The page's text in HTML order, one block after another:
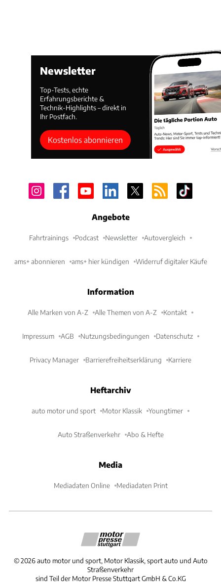
Newsletter
Top-Tests, echte
Erfahrungsberichte &
Technik-Highlights – direkt in
Ihr Postfach.
Kostenlos abonnieren
Angebote
Fahrtrainings Podcast Newsletter Autovergleich
ams+ abonnieren ams+ hier kündigen Widerruf digitaler Käufe
Information
Alle Marken von A-Z Alle Themen von A-Z Kontakt
Impressum AGB Nutzungsbedingungen Datenschutz
Privacy Manager Barrierefreiheitserklärung Karriere
Heftarchiv
auto motor und sport Motor Klassik Youngtimer
Auto Straßenverkehr Abo & Hefte
Media
Mediadaten Online Mediadaten Print
©2026 auto motor und sport, Motor Klassik, sport auto und Auto
Straßenverkehr
sind Teil der Motor Presse Stuttgart GmbH & Co.KG